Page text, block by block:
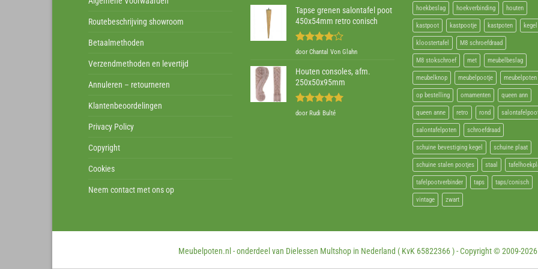
Routebeschrijving showroom
Betaalmethoden
Verzendmethoden en levertijd
Annuleren – retourneren
Klantenbeoordelingen
Privacy Policy
Copyright
Cookies
Neem contact met ons op
Tapse grenen salontafel poot
450x54mm retro conisch
Gewaardeerd
door Chantal Von Glahn
Houten consoles, afm.
250x50x95mm
Gewaardeerd
door Rudi Bulté
hoekbeslag hoekverbinding houten
kastpoot kastpootje kastpoten kegel
kloostertafel M8 schroefdraad
M8 stokschroef met meubelbeslag
meubelknop meubelpootje meubelpoten
op bestelling ornamenten queen ann
queen anne retro rond
salontafelpoten schroefdraad
schuine bevestiging kegel schuine plaat
schuine stalen pootjes staal
tafelpootverbinder taps taps/conisch
vintage zwart
Meubelpoten.nl - onderdeel van Dielessen Multshop in Nederland ( KvK 65822366 ) - Copyright © 2009-